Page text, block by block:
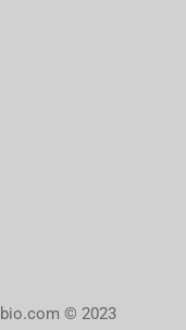
© 2023